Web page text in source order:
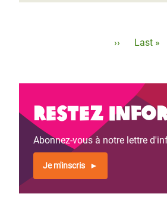
Page
››
Dernière
Last »
Restez
Abonnez-vous à notre lettre
Je m'inscris